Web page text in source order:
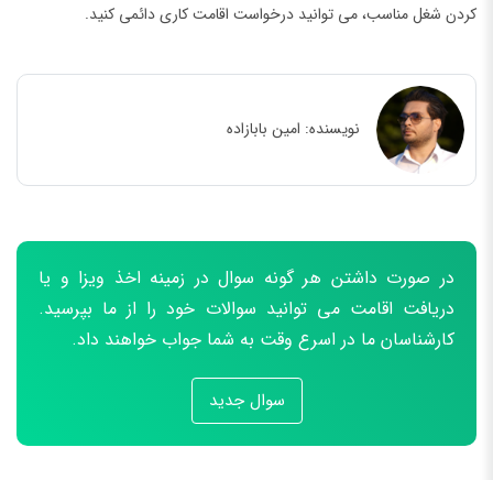
کردن شغل مناسب، می توانید درخواست اقامت کاری دائمی کنید.
نویسنده: امین بابازاده
در صورت داشتن هر گونه سوال در زمینه اخذ ویزا و یا
دریافت اقامت می توانید سوالات خود را از ما بپرسید.
کارشناسان ما در اسرع وقت به شما جواب خواهند داد.
سوال جدید